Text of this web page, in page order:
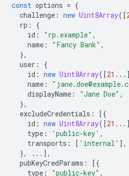
const options = {
challenge : new Uint8Array([
rp :
{
id : "rp.example" ,
name : "Fancy Bank" ,
},
user :
{
id : new Uint8Array([21.
name :
displayName : "Jane Doe" ,
},
excludeCredentials :
[{
id : new Uint8Array([21.
type : 'public-key' ,
transports : [ 'internal' ],
},
...],
pubKeyCredParams :
[{
type : "public-key" ,